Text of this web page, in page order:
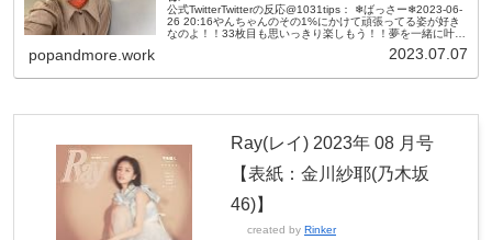
公式TwitterTwitterの反応@1031tips： ❄ばっさー❄2023-06-
26 20:16やんちゃんのその1%にかけて頑張ってる姿が好き
なのよ！！33枚目も思いっきり楽しもう！！夢を一緒に叶え
popandmore.work 2023.07.07
Ray(レイ) 2023年 08 月号
【表紙：金川紗耶(乃木坂
46)】
created by Rinker